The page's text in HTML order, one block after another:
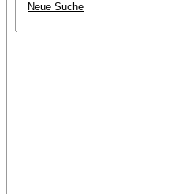
Neue Suche